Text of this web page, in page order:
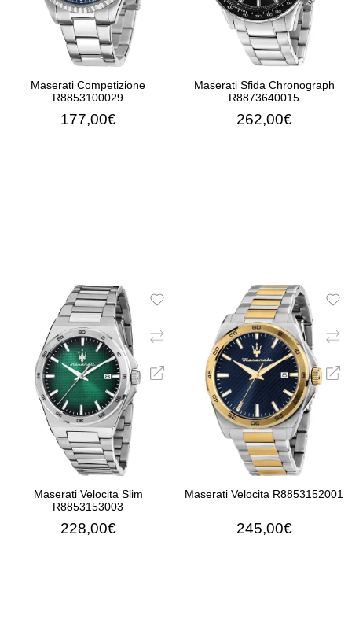
ΠΡΟΣΘΉΚΗ ΣΤΟ ΚΑΛΆΘΙ
Maserati Competizione
R8853100029
177,00€
ΠΡΟΣΘΉΚΗ ΣΤΟ
Maserati Sfida Chronograph
R8873640015
262,00€
Maserati Velocita Slim
R8853153003
228,00€
Maserati Velocita R8853152001
245,00€